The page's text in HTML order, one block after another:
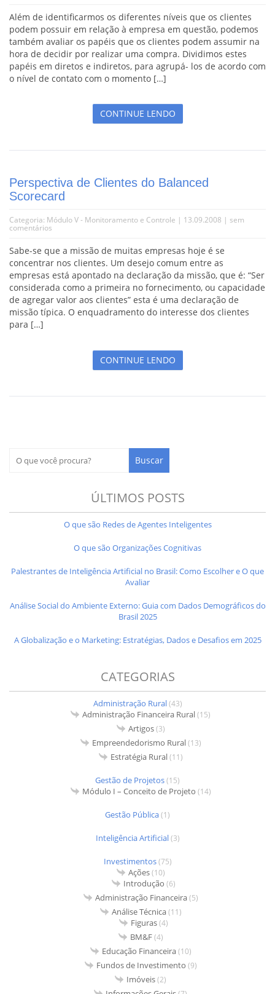
Além de identificarmos os diferentes níveis que os clientes
podem possuir em relação à empresa em questão, podemos
também avaliar os papéis que os clientes podem assumir na
hora de decidir por realizar uma compra. Dividimos estes
papéis em diretos e indiretos, para agrupá- los de acordo com
o nível de contato com o momento […]
CONTINUE LENDO
Perspectiva de Clientes do Balanced
Scorecard
Categoria: Módulo V - Monitoramento e Controle | 13.09.2008 | sem
comentários
Sabe-se que a missão de muitas empresas hoje é se
concentrar nos clientes. Um desejo comum entre as
empresas está apontado na declaração da missão, que é: “Ser
considerada como a primeira no fornecimento, ou capacidade
de agregar valor aos clientes” esta é uma declaração de
missão típica. O enquadramento do interesse dos clientes
para […]
CONTINUE LENDO
ÚLTIMOS POSTS
O que são Redes de Agentes Inteligentes
O que são Organizações Cognitivas
Palestrantes de Inteligência Artificial no Brasil: Como Escolher e O que
Avaliar
Análise Social do Ambiente Externo: Guia com Dados Demográficos do
Brasil 2025
A Globalização e o Marketing: Estratégias, Dados e Desafios em 2025
CATEGORIAS
Administração Rural(43)
Administração Financeira Rural(15)
Artigos(3)
Empreendedorismo Rural(13)
Estratégia Rural(11)
Gestão de Projetos(15)
Módulo I – Conceito de Projeto (14)
Gestão Pública(1)
Inteligência Artificial(3)
Investimentos(75)
Ações(10)
Introdução (6)
Administração Financeira(5)
Análise Técnica(11)
Figuras(4)
BM&F(4)
Educação Financeira(10)
Fundos de Investimento (9)
Imóveis(2)